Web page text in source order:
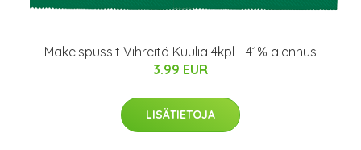
Makeispussit Vihreitä Kuulia 4kpl - 41% alennus
3.99 EUR
LISÄTIETOJA